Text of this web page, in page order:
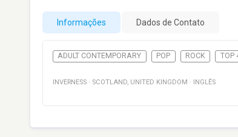
Informações Dados de Contato
ADULT CONTEMPORARY POP ROCK TOP
INVERNESS · SCOTLAND, UNITED KINGDOM · INGLÊS